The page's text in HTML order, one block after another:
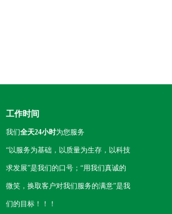
工作时间
我们全天24小时为您服务
“以服务为基础，以质量为生存，以科技
求发展”是我们的口号；“用我们真诚的
微笑，换取客户对我们服务的满意”是我
们的目标！！！